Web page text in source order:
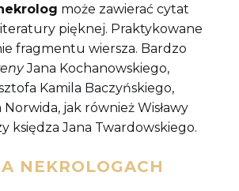
może zawierać cytat
pięknej. Praktykowane
fragmentu wiersza. Bardzo
Jana Kochanowskiego,
Kamila Baczyńskiego,
jak również Wisławy
księdza Jana Twardowskiego.
NEKROLOGACH